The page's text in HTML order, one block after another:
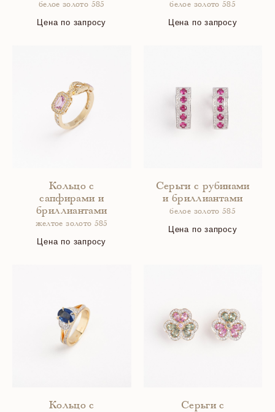
белое золото 585
Цена по запросу
белое золото 585
Цена по запросу
Кольцо с
сапфирами и
бриллиантами
желтое золото 585
Цена по запросу
Серьги с рубинами
и бриллиантами
белое золото 585
Цена по запросу
Кольцо с
Серьги с